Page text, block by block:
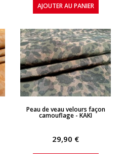
AJOUTER AU PANIER
APERÇU RAPIDE
Peau de veau velours façon
camouflage - KAKI
29,90 €